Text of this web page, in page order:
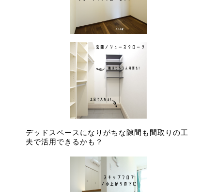
デッドスペースになりがちな隙間も間取りの工
夫で活用できるかも？